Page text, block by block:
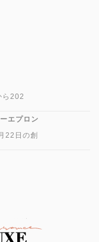
ら202
エプロン
22日の創